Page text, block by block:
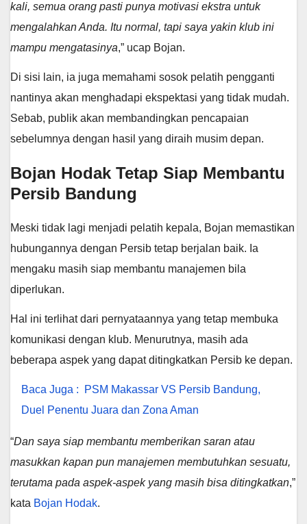
kali, semua orang pasti punya motivasi ekstra untuk
mengalahkan Anda. Itu normal, tapi saya yakin klub ini
mampu mengatasinya,” ucap Bojan.
Di sisi lain, ia juga memahami sosok pelatih pengganti
nantinya akan menghadapi ekspektasi yang tidak mudah.
Sebab, publik akan membandingkan pencapaian
sebelumnya dengan hasil yang diraih musim depan.
Bojan Hodak Tetap Siap Membantu
Persib Bandung
Meski tidak lagi menjadi pelatih kepala, Bojan memastikan
hubungannya dengan Persib tetap berjalan baik. Ia
mengaku masih siap membantu manajemen bila
diperlukan.
Hal ini terlihat dari pernyataannya yang tetap membuka
komunikasi dengan klub. Menurutnya, masih ada
beberapa aspek yang dapat ditingkatkan Persib ke depan.
Baca Juga :
PSM Makassar VS Persib Bandung,
Duel Penentu Juara dan Zona Aman
“Dan saya siap membantu memberikan saran atau
masukkan kapan pun manajemen membutuhkan sesuatu,
terutama pada aspek-aspek yang masih bisa ditingkatkan,”
kata Bojan Hodak.